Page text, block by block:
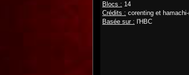
Blocs : 14
Crédits : corenting et
Basée sur : l'HBC